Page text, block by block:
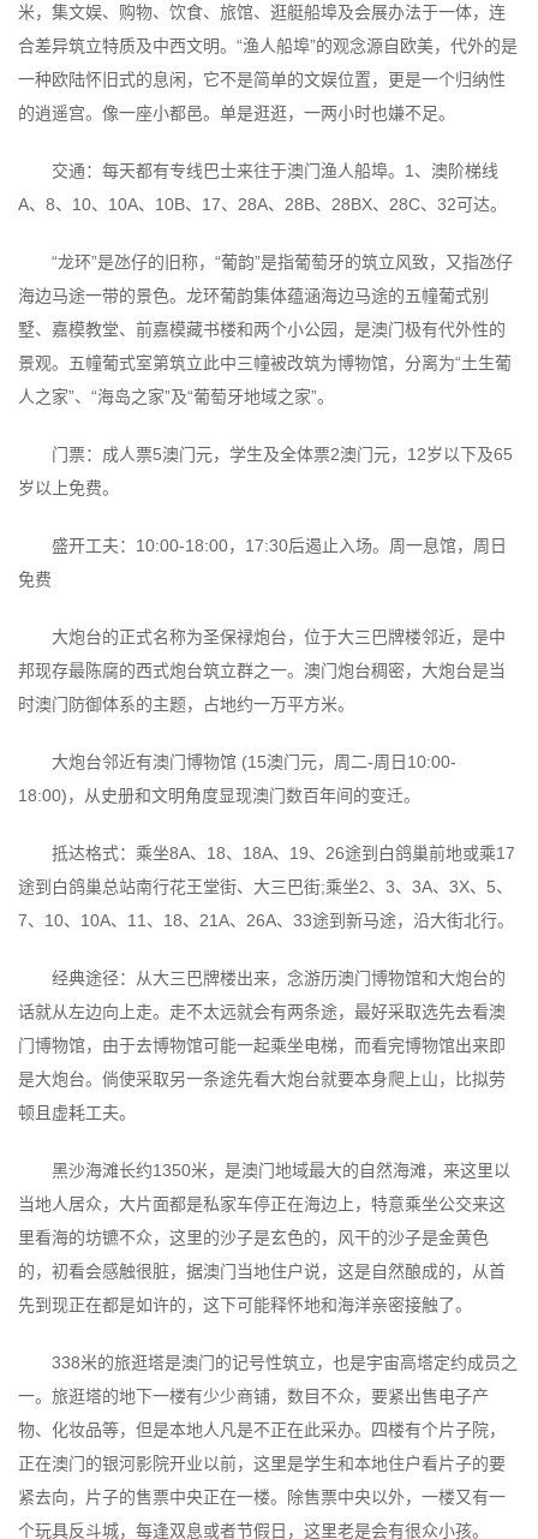
米，集文娱、购物、饮食、旅馆、逛艇船埠及会展办法于一体，连
合差异筑立特质及中西文明。“渔人船埠”的观念源自欧美，代外的是
一种欧陆怀旧式的息闲，它不是简单的文娱位置，更是一个归纳性
的逍遥宫。像一座小都邑。单是逛逛，一两小时也嫌不足。
交通：每天都有专线巴士来往于澳门渔人船埠。1、澳阶梯线
A、8、10、10A、10B、17、28A、28B、28BX、28C、32可达。
“龙环”是氹仔的旧称，“葡韵”是指葡萄牙的筑立风致，又指氹仔
海边马途一带的景色。龙环葡韵集体蕴涵海边马途的五幢葡式别
墅、嘉模教堂、前嘉模藏书楼和两个小公园，是澳门极有代外性的
景观。五幢葡式室第筑立此中三幢被改筑为博物馆，分离为“土生葡
人之家”、“海岛之家”及“葡萄牙地域之家”。
门票：成人票5澳门元，学生及全体票2澳门元，12岁以下及65
岁以上免费。
盛开工夫：10:00-18:00，17:30后遏止入场。周一息馆，周日
免费
大炮台的正式名称为圣保禄炮台，位于大三巴牌楼邻近，是中
邦现存最陈腐的西式炮台筑立群之一。澳门炮台稠密，大炮台是当
时澳门防御体系的主题，占地约一万平方米。
大炮台邻近有澳门博物馆 (15澳门元，周二-周日10:00-
18:00)，从史册和文明角度显现澳门数百年间的变迁。
抵达格式：乘坐8A、18、18A、19、26途到白鸽巢前地或乘17
途到白鸽巢总站南行花王堂街、大三巴街;乘坐2、3、3A、3X、5、
7、10、10A、11、18、21A、26A、33途到新马途，沿大街北行。
经典途径：从大三巴牌楼出来，念游历澳门博物馆和大炮台的
话就从左边向上走。走不太远就会有两条途，最好采取选先去看澳
门博物馆，由于去博物馆可能一起乘坐电梯，而看完博物馆出来即
是大炮台。倘使采取另一条途先看大炮台就要本身爬上山，比拟劳
顿且虚耗工夫。
黑沙海滩长约1350米，是澳门地域最大的自然海滩，来这里以
当地人居众，大片面都是私家车停正在海边上，特意乘坐公交来这
里看海的坊镳不众，这里的沙子是玄色的，风干的沙子是金黄色
的，初看会感触很脏，据澳门当地住户说，这是自然酿成的，从首
先到现正在都是如许的，这下可能释怀地和海洋亲密接触了。
338米的旅逛塔是澳门的记号性筑立，也是宇宙高塔定约成员之
一。旅逛塔的地下一楼有少少商铺，数目不众，要紧出售电子产
物、化妆品等，但是本地人凡是不正在此采办。四楼有个片子院，
正在澳门的银河影院开业以前，这里是学生和本地住户看片子的要
紧去向，片子的售票中央正在一楼。除售票中央以外，一楼又有一
个玩具反斗城，每逢双息或者节假日，这里老是会有很众小孩。